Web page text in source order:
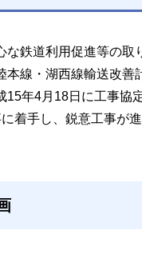
な鉄道利用促進等の取
本線・湖西線輸送改善
15年4月18日に工事協
着手し、鋭意工事が